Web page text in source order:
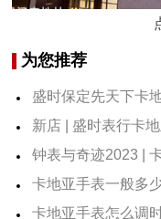
为您推荐
盛时保定先天下卡地亚
新店 | 盛时表行卡
钟表与奇迹2023 | 卡
卡地亚手表一般多
卡地亚手表怎么调